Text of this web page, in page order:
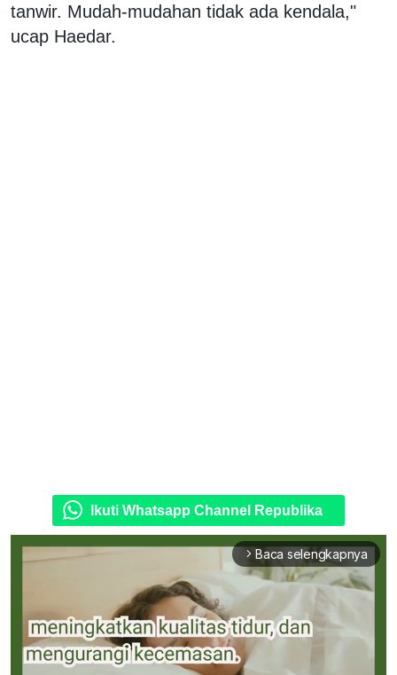
tanwir. Mudah-mudahan tidak ada kendala,"
ucap Haedar.
Ikuti Whatsapp Channel Republika
arrow_forward_ios Baca selengkapnya